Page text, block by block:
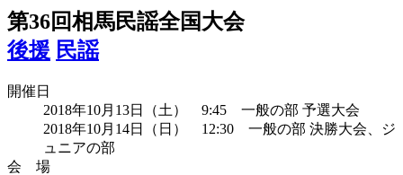
第36回相馬民謡全国大会
後援 民謡
開催日
2018年10月13日（土） 9:45 一般の部 予選大会
2018年10月14日（日） 12:30 一般の部 決勝大会、ジ
ュニアの部
会 場